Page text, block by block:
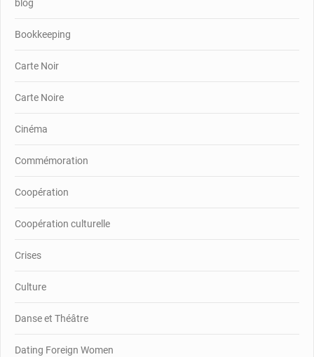
blog
Bookkeeping
Carte Noir
Carte Noire
Cinéma
Commémoration
Coopération
Coopération culturelle
Crises
Culture
Danse et Théâtre
Dating Foreign Women